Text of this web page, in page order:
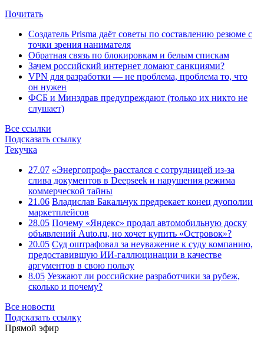
Почитать
Создатель Prisma даёт советы по составлению резюме с
точки зрения нанимателя
Обратная связь по блокировкам и белым спискам
Зачем российский интернет ломают санкциями?
VPN для разработки — не проблема, проблема то, что
он нужен
ФСБ и Минздрав предупреждают (только их никто не
слушает)
Все ссылки
Подсказать ссылку
Текучка
27.07 «Энергопроф» расстался с сотрудницей из-за
слива документов в Deepseek и нарушения режима
коммерческой тайны
21.06 Владислав Бакальчук предрекает конец дуополии
маркетплейсов
28.05 Почему «Яндекс» продал автомобильную доску
объявлений Auto.ru, но хочет купить «Островок»?
20.05 Суд оштрафовал за неуважение к суду компанию,
предоставившую ИИ-галлюцинации в качестве
аргументов в свою пользу
8.05 Уезжают ли российские разработчики за рубеж,
сколько и почему?
Все новости
Подсказать ссылку
Прямой эфир